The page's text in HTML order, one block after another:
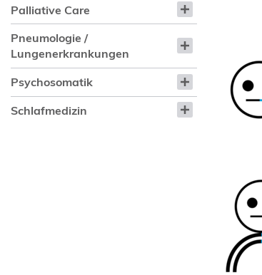
Palliative Care
Pneumologie /
Lungenerkrankungen
Psychosomatik
Schlafmedizin